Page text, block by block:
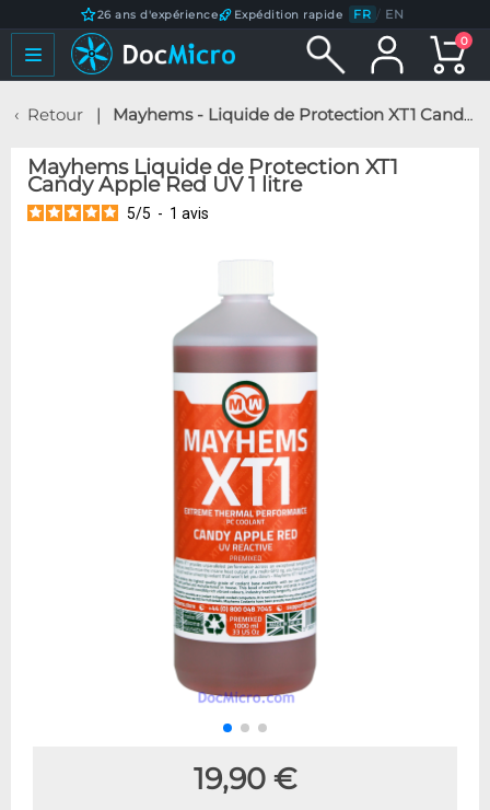
26 ans d'expérience Expédition rapide FR / EN
0
Retour Mayhems - Liquide de Protection XT1 Candy Apple Red UV 1 litre
Mayhems Liquide de Protection XT1
Candy Apple Red UV 1 litre
5/5 - 1 avis
19,90 €